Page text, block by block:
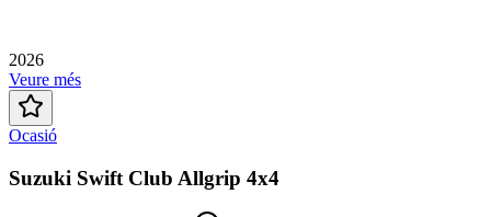
2026
Veure més
Ocasió
Suzuki Swift Club Allgrip 4x4